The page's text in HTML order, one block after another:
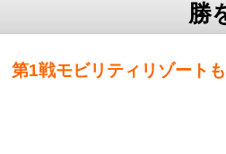
勝
第1戦モビリティリゾート